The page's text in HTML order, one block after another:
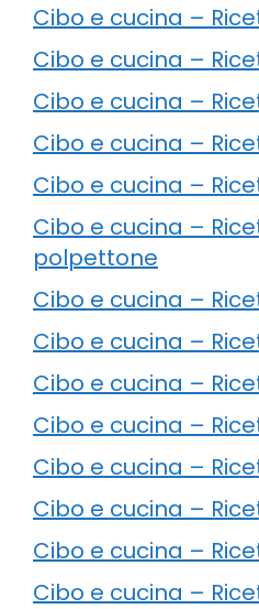
Cibo e cucina –
Cibo e cucina –
Cibo e cucina –
Cibo e cucina –
Cibo e cucina –
Cibo e cucina –
polpettone
Cibo e cucina –
Cibo e cucina –
Cibo e cucina –
Cibo e cucina –
Cibo e cucina –
Cibo e cucina –
Cibo e cucina –
Cibo e cucina –